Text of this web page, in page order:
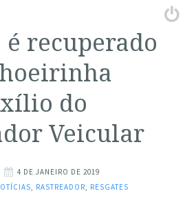
recuperado
do
Veicular
4 DE JANEIRO DE 2019
RASTREADOR RESGATES